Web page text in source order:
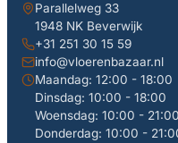
Parallelweg 33
1948 NK Beverwijk
+31 251 30 15 59
info@vloerenbazaar.nl
Maandag: 12:00 - 18:00
Dinsdag: 10:00 - 18:00
Woensdag: 10:00 - 21:00
Donderdag: 10:00 -